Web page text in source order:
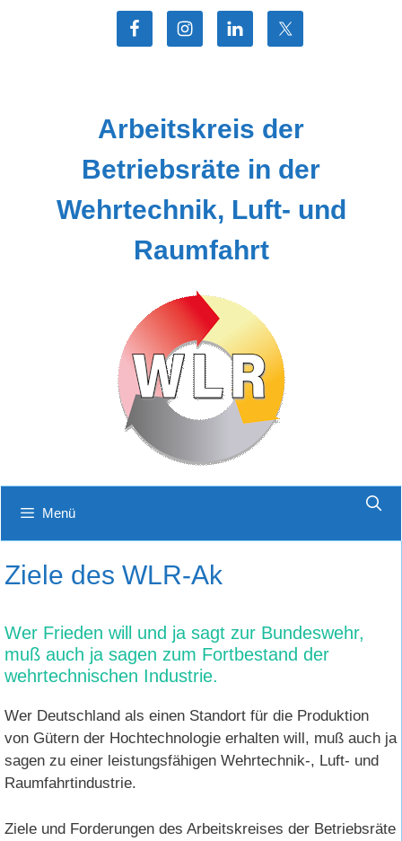
Arbeitskreis der
Betriebsräte in der
Wehrtechnik, Luft- und
Raumfahrt
Menü
Ziele des WLR-Ak
Wer Frieden will und ja sagt zur Bundeswehr,
muß auch ja sagen zum Fortbestand der
wehrtechnischen Industrie.
Wer Deutschland als einen Standort für die Produktion
von Gütern der Hochtechnologie erhalten will, muß auch ja
sagen zu einer leistungsfähigen Wehrtechnik-, Luft- und
Raumfahrtindustrie.
Ziele und Forderungen des Arbeitskreises der Betriebsräte